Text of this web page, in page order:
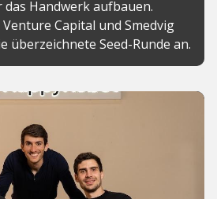
Handwerk aufbauen.
Capital und Smedvig
überzeichnete Seed-Runde an.